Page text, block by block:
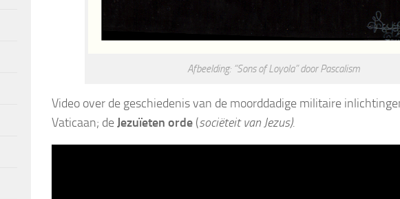
Afbeelding: “Sons of Loyola” door Pascalism
Video over de geschiedenis van de moorddadige militaire
Vaticaan; deJezuïeten orde (sociëteit van Jezus).